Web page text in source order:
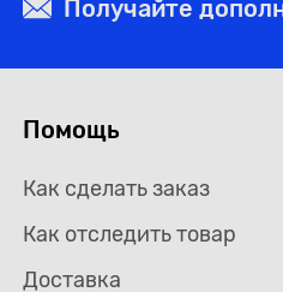
Получайте
Помощь
Как сделать заказ
Как отследить товар
Доставка